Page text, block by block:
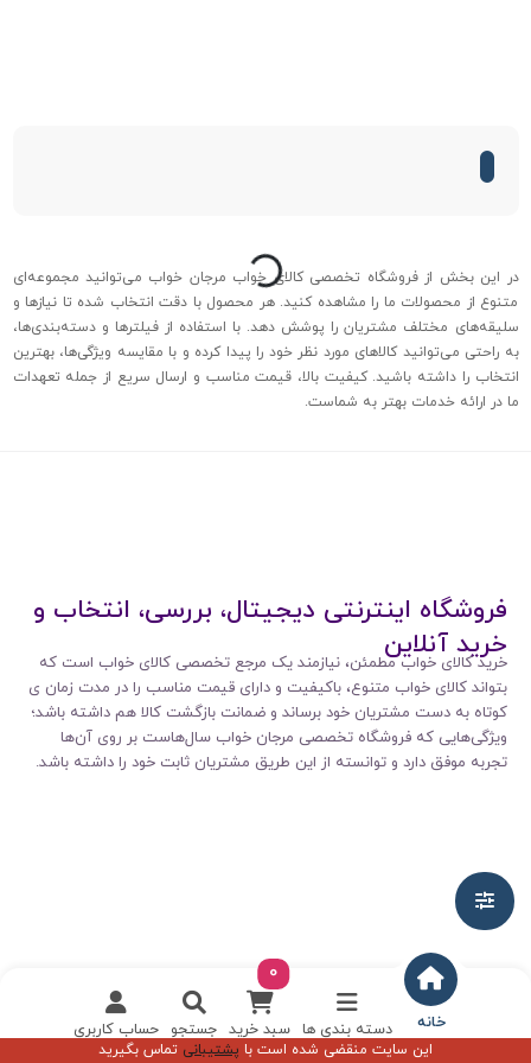
این سایت منقضی شده است با پشتیبانی تماس بگیرید
خانه دسته بندی ها
0
سبد خرید جستجو حساب کاربری
درحال بارگذاری...
در این بخش از فروشگاه تخصصی کالای خواب مرجان خواب می‌توانید مجموعه‌ای
متنوع از محصولات ما را مشاهده کنید. هر محصول با دقت انتخاب شده تا نیازها و
سلیقه‌های مختلف مشتریان را پوشش دهد. با استفاده از فیلترها و دسته‌بندی‌ها،
به راحتی می‌توانید کالاهای مورد نظر خود را پیدا کرده و با مقایسه ویژگی‌ها، بهترین
انتخاب را داشته باشید. کیفیت بالا، قیمت مناسب و ارسال سریع از جمله تعهدات
ما در ارائه خدمات بهتر به شماست.
فروشگاه اینترنتی دیجیتال، بررسی، انتخاب و
خرید آنلاین
خرید کالای خواب مطمئن، نیازمند یک مرجع تخصصی کالای خواب است که
بتواند کالای خواب متنوع، باکیفیت و دارای قیمت مناسب را در مدت زمان ی
کوتاه به دست مشتریان خود برساند و ضمانت بازگشت کالا هم داشته باشد؛
ویژگی‌هایی که فروشگاه تخصصی مرجان خواب سال‌هاست بر روی آن‌ها
تجربه موفق دارد و توانسته از این طریق مشتریان ثابت خود را داشته باشد.